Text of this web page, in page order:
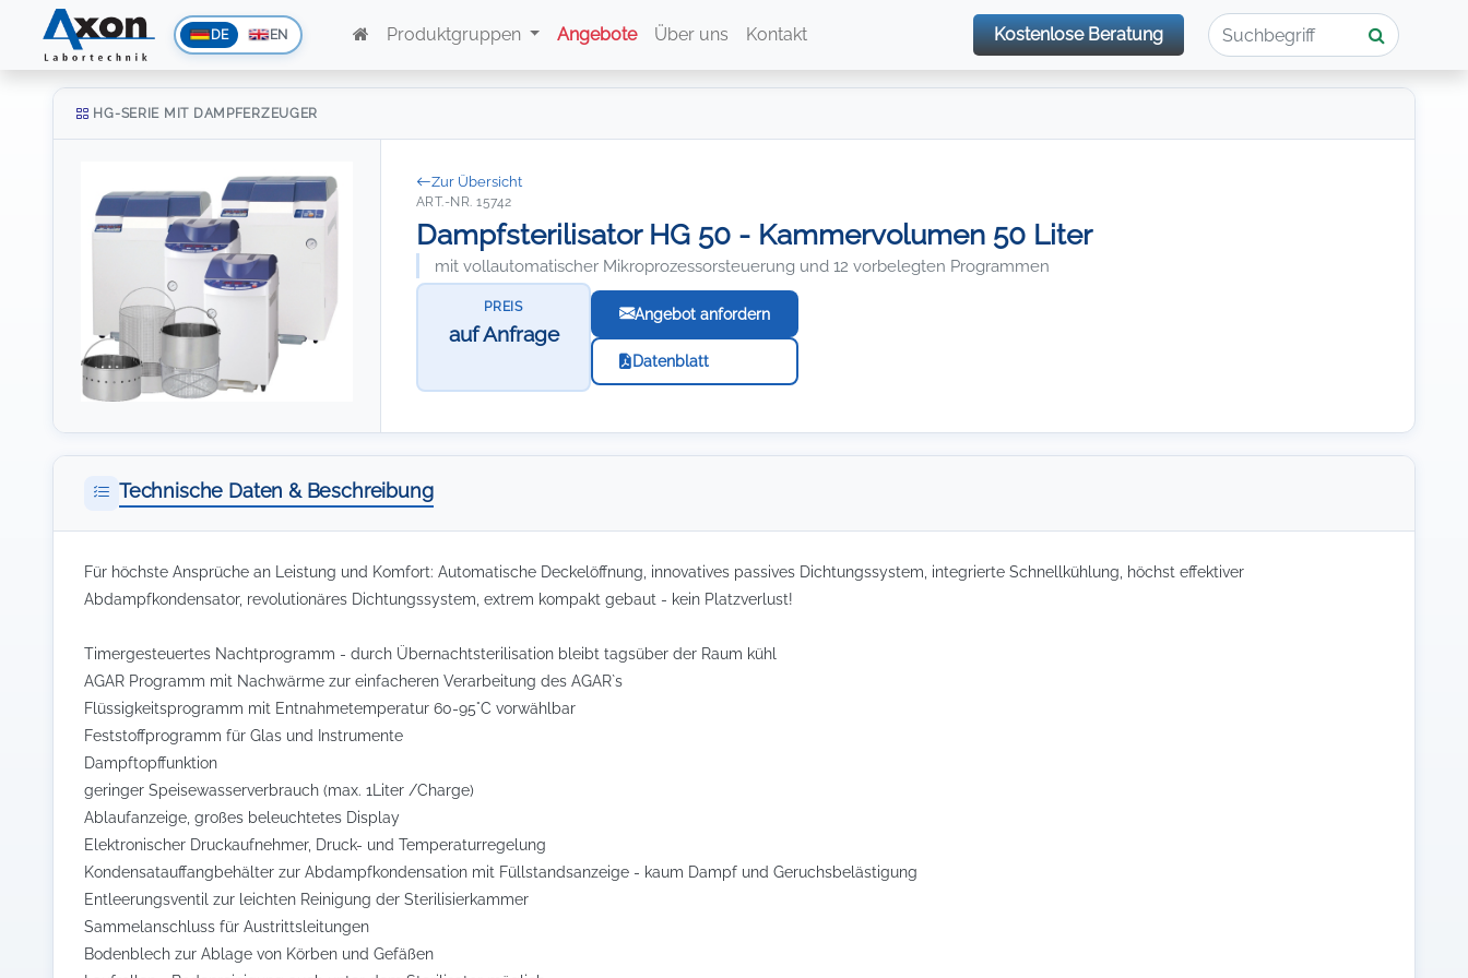
DE EN Produktgruppen Angebote Über uns Kontakt Kostenlose Beratung
HG-SERIE MIT DAMPFERZEUGER
Zur Übersicht
ART.-NR. 15742
Dampfsterilisator HG 50 - Kammervolumen 50 Liter
mit vollautomatischer Mikroprozessorsteuerung und 12 vorbelegten Programmen
PREIS
auf Anfrage
Angebot anfordern
Datenblatt
Technische Daten & Beschreibung
Für höchste Ansprüche an Leistung und Komfort: Automatische Deckelöffnung, innovatives passives Dichtungssystem, integrierte Schnellkühlung, höchst effektiver
Abdampfkondensator, revolutionäres Dichtungssystem, extrem kompakt gebaut - kein Platzverlust!
Timergesteuertes Nachtprogramm - durch Übernachtsterilisation bleibt tagsüber der Raum kühl
AGAR Programm mit Nachwärme zur einfacheren Verarbeitung des AGAR`s
Flüssigkeitsprogramm mit Entnahmetemperatur 60-95°C vorwählbar
Feststoffprogramm für Glas und Instrumente
Dampftopffunktion
geringer Speisewasserverbrauch (max. 1Liter /Charge)
Ablaufanzeige, großes beleuchtetes Display
Elektronischer Druckaufnehmer, Druck- und Temperaturregelung
Kondensatauffangbehälter zur Abdampfkondensation mit Füllstandsanzeige - kaum Dampf und Geruchsbelästigung
Entleerungsventil zur leichten Reinigung der Sterilisierkammer
Sammelanschluss für Austrittsleitungen
Bodenblech zur Ablage von Körben und Gefäßen